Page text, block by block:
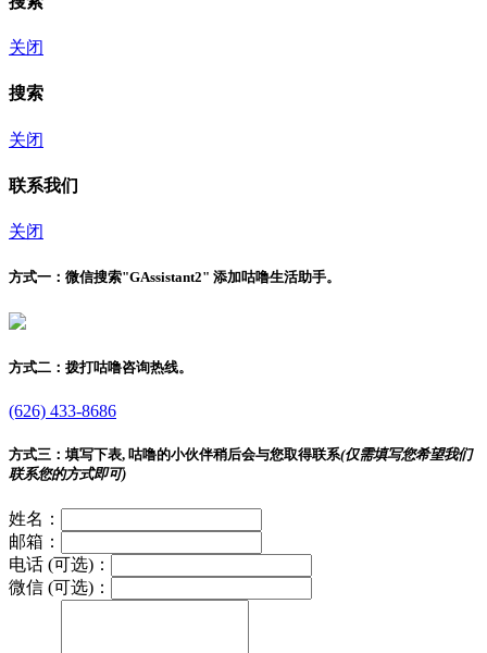
关闭
搜索
关闭
联系我们
关闭
方式一： 微信搜索"GAssistant2" 添加咕噜生活助手。
方式二： 拨打咕噜咨询热线。
(626) 433-8686
方式三： 填写下表, 咕噜的小伙伴稍后会与您取得联系(仅需填写您希望我们
联系您的方式即可)
姓名：
邮箱：
电话 (可选)：
微信 (可选)：